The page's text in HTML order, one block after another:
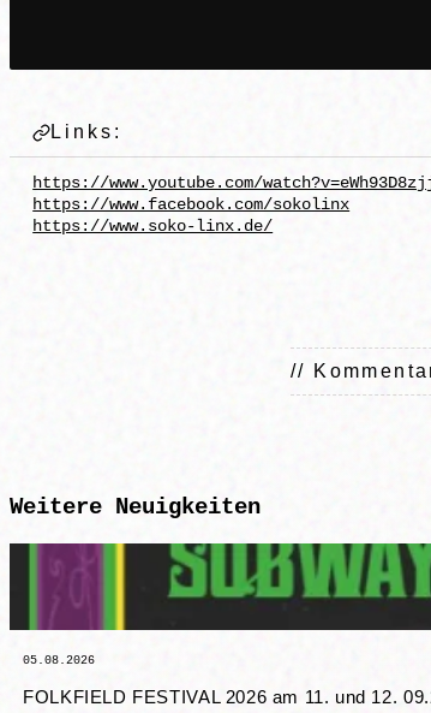
Links:
https://www.youtube.com/
https://www.facebook.com/sokolinx
https://www.soko-linx.de/
//
Weitere Neuigkeiten
05.08.2026
FOLKFIELD FESTIVAL 2026 am 11. und 12.